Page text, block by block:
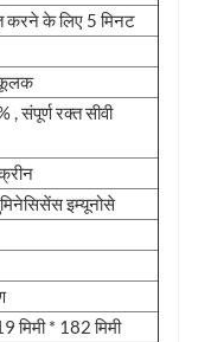
करने के लिए 5 मिनट
, संपूर्ण रक्त सीवी
इम्यूनोसे
मिमी * 182 मिमी